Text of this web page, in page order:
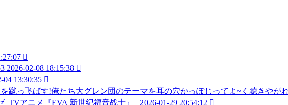

2026-02-08 18:15:38 
04 13:30:35 
蹴っ飞ばす!俺たち大グレン団のテーマを耳の穴かっぽじってよ~く聴きやがれ
アニメ『EVA 新世纪福音战士』_ 2026-01-29 20:54:12 